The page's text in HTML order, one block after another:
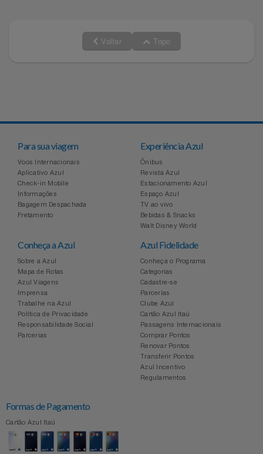
Weconnect
Voltar Topo
Para sua viagem
Voos Internacionais
Aplicativo Azul
Check-in Mobile
Informações
Bagagem Despachada
Fretamento
Experiência Azul
Ônibus
Revista Azul
Estacionamento Azul
Espaço Azul
TV ao vivo
Bebidas & Snacks
Walt Disney World
Conheça a Azul
Sobre a Azul
Mapa de Rotas
Azul Viagens
Imprensa
Trabalhe na Azul
Política de Privacidade
Responsabilidade Social
Parcerias
Azul Fidelidade
Conheça o Programa
Categorias
Cadastre-se
Parcerias
Clube Azul
Cartão Azul Itaú
Passagens Internacionais
Comprar Pontos
Renovar Pontos
Transferir Pontos
Azul Incentivo
Regulamentos
Formas de Pagamento
Cartão Azul Itaú